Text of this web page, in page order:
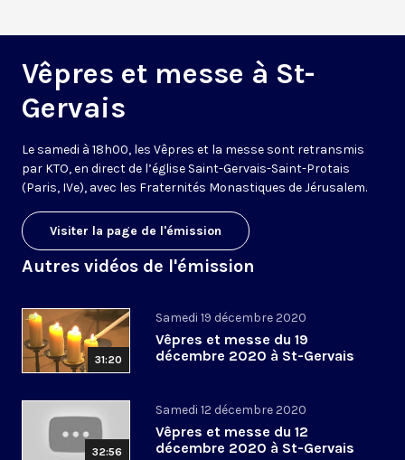
Vêpres et messe à St-
Gervais
Le samedi à 18h00, les Vêpres et la messe sont retransmis
par KTO, en direct de l’église Saint-Gervais-Saint-Protais
(Paris, IVe), avec les Fraternités Monastiques de Jérusalem.
Visiter la page de l'émission
Autres vidéos de l'émission
31:20
Samedi 19 décembre 2020
Vêpres et messe du 19
décembre 2020 à St-Gervais
32:56
Samedi 12 décembre 2020
Vêpres et messe du 12
décembre 2020 à St-Gervais